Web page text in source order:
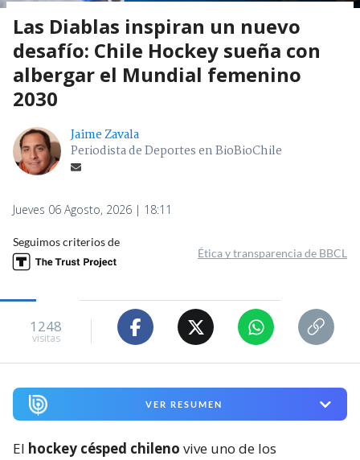
Las Diablas inspiran un nuevo
desafío: Chile Hockey sueña con
albergar el Mundial femenino
2030
Jaime Zavala
Periodista de Deportes en BioBioChile
Jueves 06 Agosto, 2026 | 18:11
Seguimos criterios de
Ética y transparencia de BBCL
1248
visitas
VER RESUMEN
El hockey césped chileno vive uno de los